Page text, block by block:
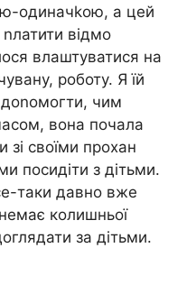
одиначkою, а цей
відмо
влаштуватися на
роботу. Я їй
чим
вона почала
своїми прохан
посидіти з дітьми.
таки давно вже
колишньої
за дітьми.